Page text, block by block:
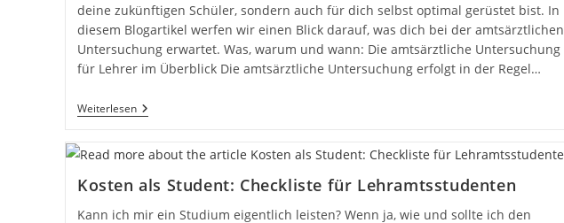
deine zukünftigen Schüler, sondern auch für dich selbst optimal gerüstet bist. In
diesem Blogartikel werfen wir einen Blick darauf, was dich bei der amtsärztlichen
Untersuchung erwartet. Was, warum und wann: Die amtsärztliche Untersuchung
für Lehrer im Überblick Die amtsärztliche Untersuchung erfolgt in der Regel…
Weiterlesen
Kosten als Student: Checkliste für Lehramtsstudenten
Kann ich mir ein Studium eigentlich leisten? Wenn ja, wie und sollte ich den